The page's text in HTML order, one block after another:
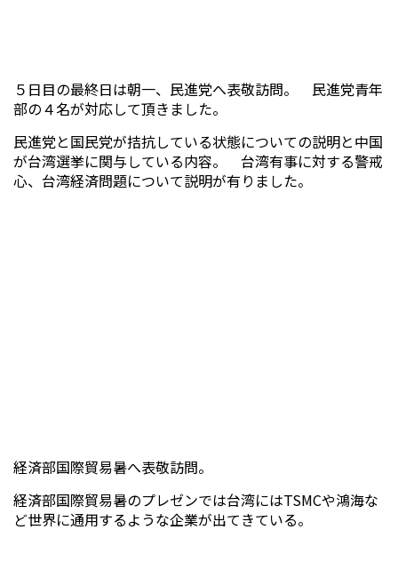
５日目の最終日は朝一、民進党へ表敬訪問。 民進党青年
部の４名が対応して頂きました。
民進党と国民党が拮抗している状態についての説明と中国
が台湾選挙に関与している内容。 台湾有事に対する警戒
心、台湾経済問題について説明が有りました。
経済部国際貿易暑へ表敬訪問。
経済部国際貿易暑のプレゼンでは台湾にはTSMCや鴻海な
ど世界に通用するような企業が出てきている。